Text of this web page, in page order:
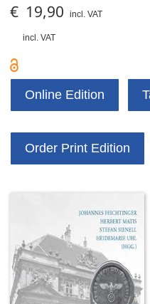
€ 19,90 incl. VAT
incl. VAT
Online Edition
Order Print Edition